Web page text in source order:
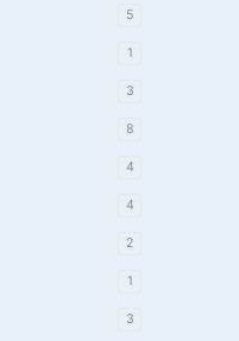
5
1
3
8
4
4
2
1
3